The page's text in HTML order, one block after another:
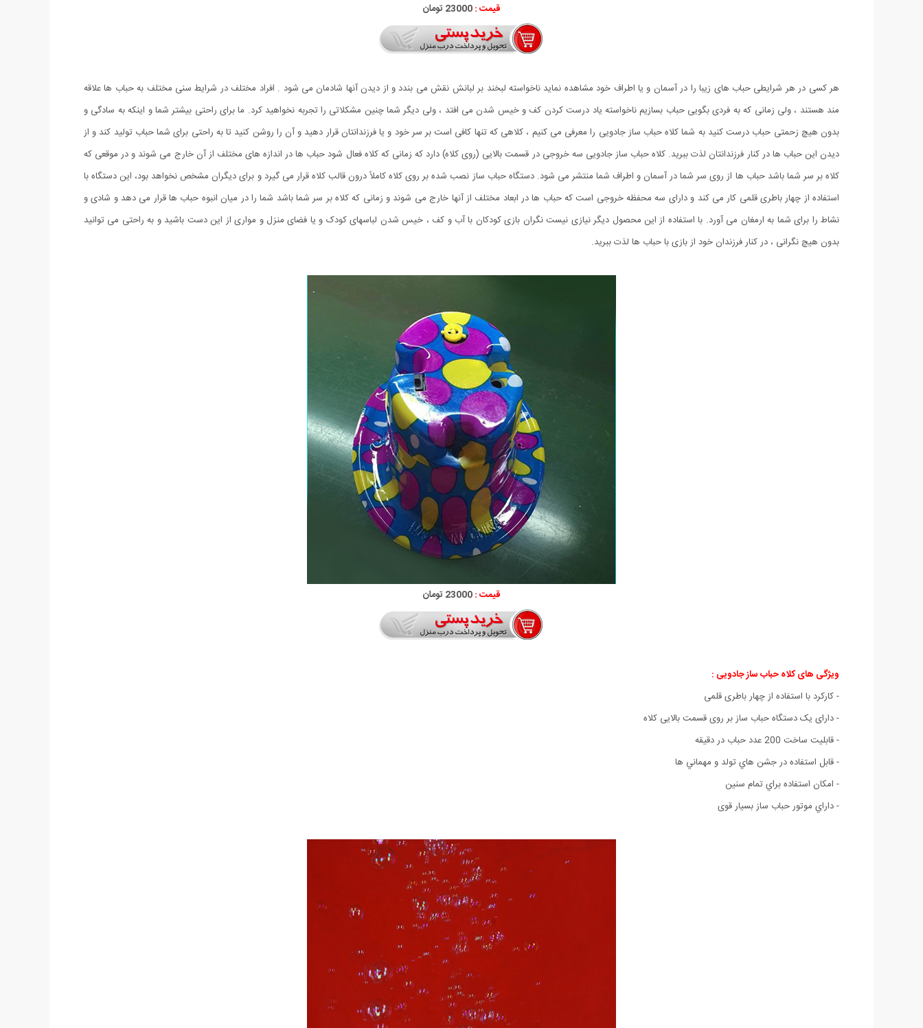
قیمت :23000 تومان
هر کسی در هر شرایطی حباب های زیبا را در آسمان و یا اطراف خود مشاهده نماید ناخواسته لبخند بر لبانش نقش می بندد و از دیدن آنها شادمان می شود . افراد مختلف در شرایط سنی مختلف به حباب ها علاقه
مند هستند ، ولی زمانی که به فردی بگویی حباب بسازیم ناخواسته یاد درست کردن کف و خیس شدن می افتد ، ولی دیگر شما چنین مشکلاتی را تجربه نخواهید کرد. ما برای راحتی بیشتر شما و اینکه به سادگی و
بدون هیچ زحمتی حباب درست کنید به شما کلاه حباب ساز جادویی را معرفی می کنیم ، کلاهی که تنها کافی است بر سر خود و یا فرزندانتان قرار دهید و آن را روشن کنید تا به راحتی برای شما حباب تولید کند و از
دیدن این حباب ها در کنار فرزندانتان لذت ببرید. کلاه حباب ساز جادویی سه خروجی در قسمت بالایی (روی کلاه) دارد که زمانی که کلاه فعال شود حباب ها در اندازه های مختلف از آن خارج می شوند و در موقعی که
کلاه بر سر شما باشد حباب ها از روی سر شما در آسمان و اطراف شما منتشر می شود. دستگاه حباب ساز نصب شده بر روی کلاه کاملاً درون قالب کلاه قرار می گیرد و برای دیگران مشخص نخواهد بود، این دستگاه با
استفاده از چهار باطری قلمی کار می کند و دارای سه محفظه خروجی است که حباب ها در ابعاد مختلف از آنها خارج می شوند و زمانی که کلاه بر سر شما باشد شما را در میان انبوه حباب ها قرار می دهد و شادی و
نشاط را برای شما به ارمغان می آورد. با استفاده از این محصول دیگر نیازی نیست نگران بازی کودکان با آب و کف ، خیس شدن لباسهای کودک و یا فضای منزل و مواری از این دست باشید و به راحتی می توانید
بدون هیچ نگرانی ، در کنار فرزندان خود از بازی با حباب ها لذت ببرید.
قیمت :23000 تومان
ویژگی های کلاه حباب ساز جادویی :
- کارکرد با استفاده از چهار باطری قلمی
- دارای یک دستگاه حباب ساز بر روی قسمت بالایی کلاه
- قابلیت ساخت 200 عدد حباب در دقیقه
- قابل استفاده در جشن هاي تولد و مهماني ها
- امكان استفاده براي تمام سنين
- داراي موتور حباب ساز بسيار قوی